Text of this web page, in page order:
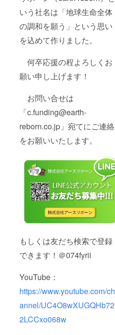
いう社名は「地球生命全体
の調和を願う」という思い
を込めて作りました。
何卒応援の程よろしくお
願い申し上げます！
お問い合せは
「c.funding@earth-
reborn.co.jp」宛てにご連絡
をお願いいたします。
もしくは友だち検索で登録
できます！＠074fyrii
YouTube：
https://www.youtube.com/ch
annel/UC4O8wXUGQHb72
2LCCxo068w